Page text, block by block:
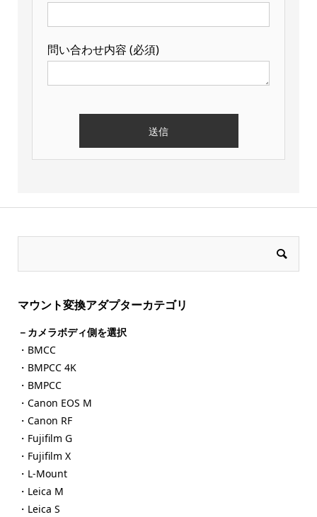
問い合わせ内容 (必須)
マウント変換アダプターカテゴリ
－カメラボディ側を選択
・BMCC
・BMPCC 4K
・BMPCC
・Canon EOS M
・Canon RF
・Fujifilm G
・Fujifilm X
・L-Mount
・Leica M
・Leica S